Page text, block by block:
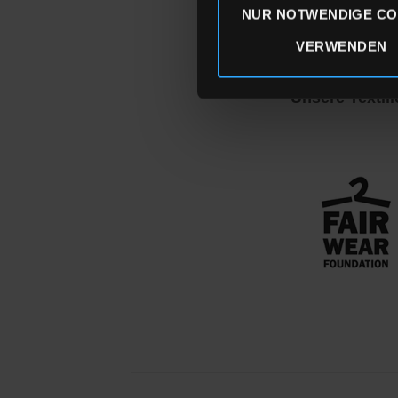
NUR NOTWENDIGE
VERWENDEN
Extra
Unsere